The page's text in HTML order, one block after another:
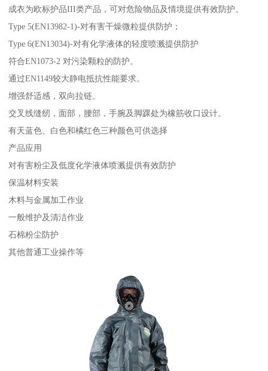
成衣为欧标护品III类产品，可对危险物品及情境提供有效防护。
Type 5(EN13982-1)-对有害干燥微粒提供防护；
Type 6(EN13034)-对有化学液体的轻度喷溅提供防护
符合EN1073-2 对污染颗粒的防护。
通过EN1149较大静电抵抗性能要求。
增强舒适感，双向拉链。
交叉线缝纫，面部，腰部，手腕及脚踝处为橡筋收口设计。
有天蓝色、白色和橘红色三种颜色可供选择
产品应用
对有害粉尘及低度化学液体喷溅提供有效防护
保温材料安装
木料与金属加工作业
一般维护及清洁作业
石棉粉尘防护
其他普通工业操作等